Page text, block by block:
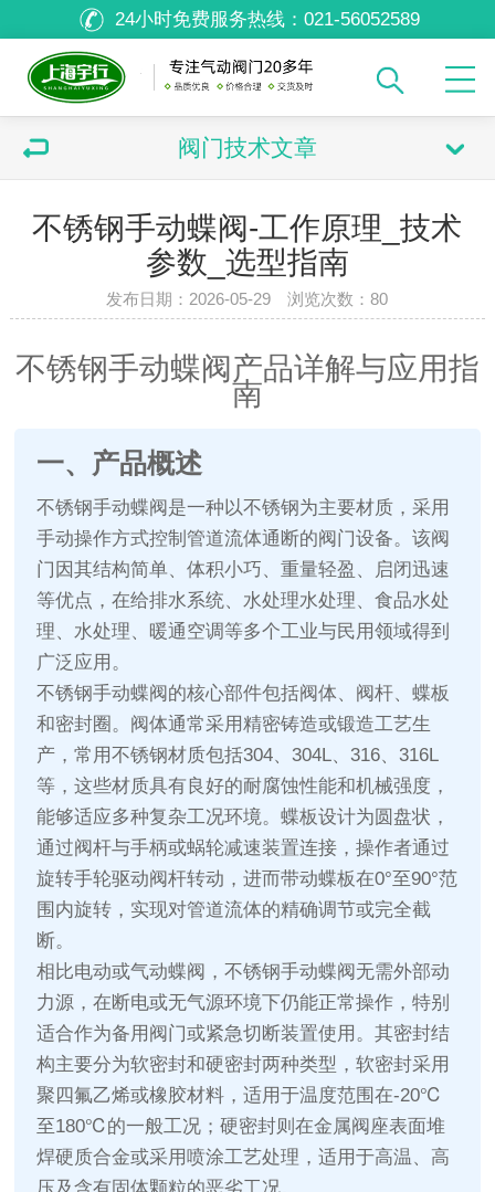
24小时免费服务热线： 021-56052589
阀门技术文章
不锈钢手动蝶阀-工作原理_技术
参数_选型指南
发布日期：2026-05-29 浏览次数：80
不锈钢手动蝶阀产品详解与应用指
南
一、产品概述
不锈钢手动蝶阀是一种以不锈钢为主要材质，采用
手动操作方式控制管道流体通断的阀门设备。该阀
门因其结构简单、体积小巧、重量轻盈、启闭迅速
等优点，在给排水系统、水处理水处理、食品水处
理、水处理、暖通空调等多个工业与民用领域得到
广泛应用。
不锈钢手动蝶阀的核心部件包括阀体、阀杆、蝶板
和密封圈。阀体通常采用精密铸造或锻造工艺生
产，常用不锈钢材质包括304、304L、316、316L
等，这些材质具有良好的耐腐蚀性能和机械强度，
能够适应多种复杂工况环境。蝶板设计为圆盘状，
通过阀杆与手柄或蜗轮减速装置连接，操作者通过
旋转手轮驱动阀杆转动，进而带动蝶板在0°至90°范
围内旋转，实现对管道流体的精确调节或完全截
断。
相比电动或气动蝶阀，不锈钢手动蝶阀无需外部动
力源，在断电或无气源环境下仍能正常操作，特别
适合作为备用阀门或紧急切断装置使用。其密封结
构主要分为软密封和硬密封两种类型，软密封采用
聚四氟乙烯或橡胶材料，适用于温度范围在-20℃
至180℃的一般工况；硬密封则在金属阀座表面堆
焊硬质合金或采用喷涂工艺处理，适用于高温、高